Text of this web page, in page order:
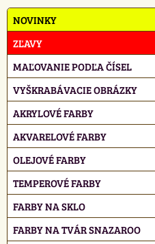
NOVINKY
ZĽAVY
MAĽOVANIE PODĽA ČÍSEL
VYŠKRABÁVACIE OBRÁZKY
AKRYLOVÉ FARBY
AKVARELOVÉ FARBY
OLEJOVÉ FARBY
TEMPEROVÉ FARBY
FARBY NA SKLO
FARBY NA TVÁR SNAZAROO